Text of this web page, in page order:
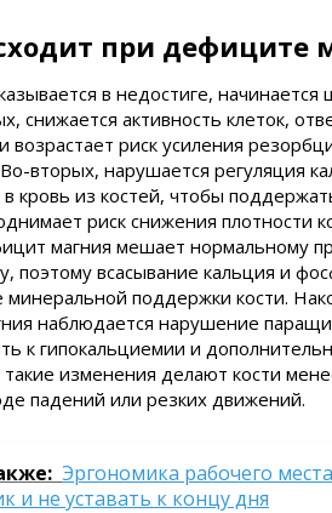
при дефиците
в недостиге,
снижается активность клеток,
возрастает риск усиления
вторых, нарушается регуляция
кровь из костей, чтобы
риск снижения плотности
магния мешает нормальному
поэтому всасывание кальция и
поддержки кости.
наблюдается нарушение
к гипокальциемии и
такие изменения делают кости
падений или резких движений.
Эргономика рабочего
и не уставать к концу дня